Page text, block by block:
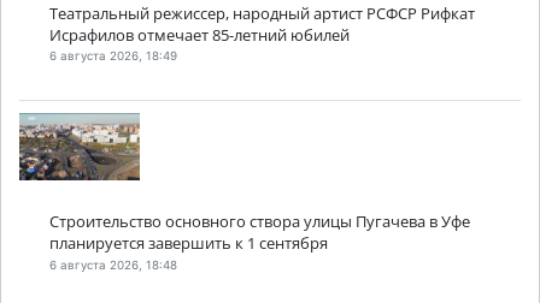
Театральный режиссер, народный артист РСФСР Рифкат
Исрафилов отмечает 85-летний юбилей
6 августа 2026, 18:49
Строительство основного створа улицы Пугачева в Уфе
планируется завершить к 1 сентября
6 августа 2026, 18:48